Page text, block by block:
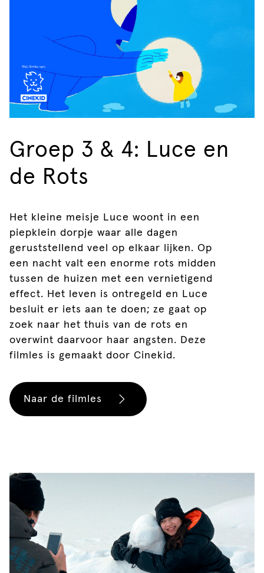
Groep 3 & 4: Luce en
de Rots
Het kleine meisje Luce woont in een
piepklein dorpje waar alle dagen
geruststellend veel op elkaar lijken. Op
een nacht valt een enorme rots midden
tussen de huizen met een vernietigend
effect. Het leven is ontregeld en Luce
besluit er iets aan te doen; ze gaat op
zoek naar het thuis van de rots en
overwint daarvoor haar angsten. Deze
filmles is gemaakt door Cinekid.
Naar de filmles